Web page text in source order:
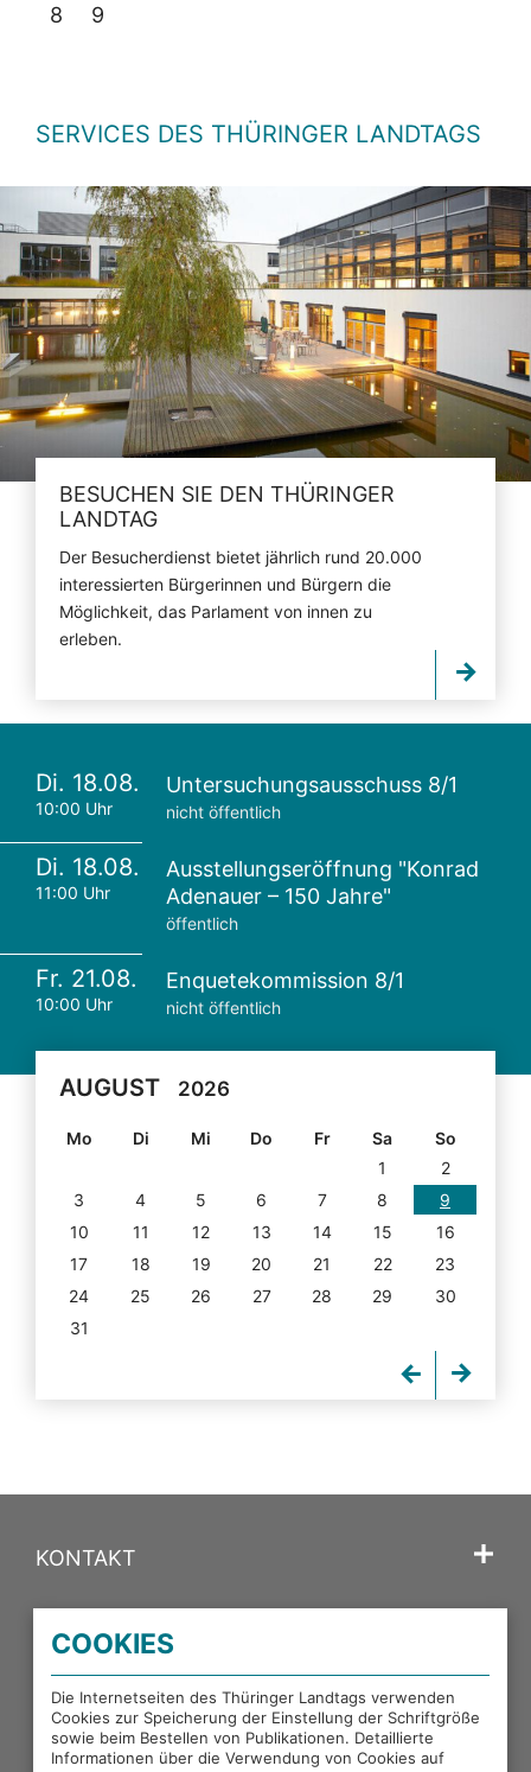
8 9
SERVICES DES THÜRINGER LANDTAGS
BESUCHEN SIE DEN THÜRINGER
LANDTAG
Der Besucherdienst bietet jährlich rund 20.000
interessierten Bürgerinnen und Bürgern die
Möglichkeit, das Parlament von innen zu
erleben.
Di. 18.08.
10:00 Uhr
Untersuchungsausschuss 8/1
nicht öffentlich
Di. 18.08.
11:00 Uhr
Ausstellungseröffnung "Konrad
Adenauer – 150 Jahre"
öffentlich
Fr. 21.08.
10:00 Uhr
Enquetekommission 8/1
nicht öffentlich
AUGUST 2026
Mo Di Mi Do Fr Sa
So
1
2
3
4 5 6 7 8
9
10
11 12 13 14 15
16
17
18 19 20 21 22
23
24
25 26 27 28 29
30
31
KONTAKT
PORTALE DES THÜRINGER LANDTAGS
EXTERNE LINKS
COOKIES
Die Internetseiten des Thüringer Landtags verwenden
Cookies zur Speicherung der Einstellung der Schriftgröße
sowie beim Bestellen von Publikationen. Detaillierte
Informationen über die Verwendung von Cookies auf